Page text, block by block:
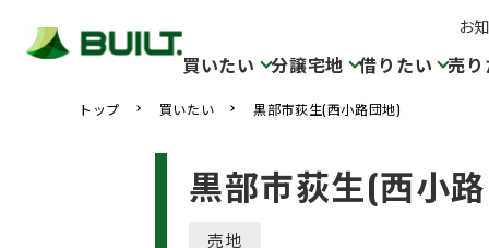
お
買いたい 分譲宅地 借りたい 売
トップ 買いたい 黒部市荻生(西小路団地)
黒部市荻生(西小
売地